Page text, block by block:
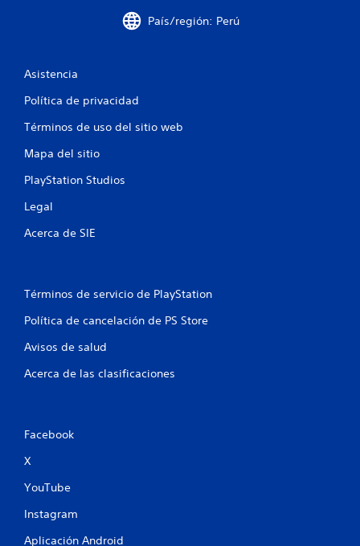
País/región: Perú
Asistencia
Política de privacidad
Términos de uso del sitio web
Mapa del sitio
PlayStation Studios
Legal
Acerca de SIE
Términos de servicio de PlayStation
Política de cancelación de PS Store
Avisos de salud
Acerca de las clasificaciones
Facebook
X
YouTube
Instagram
Aplicación Android